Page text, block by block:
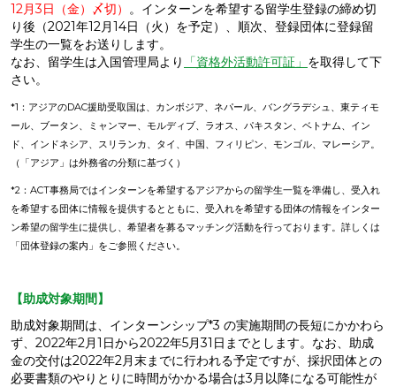
12月3日（金）〆切） 。インターンを希望する留学生登録の締め切
り後（2021年12月14日（火）を予定）、順次、登録団体に登録留
学生の一覧をお送りします。
なお、留学生は入国管理局より
「資格外活動許可証」 を取得して下
さい。
*1：アジアのDAC援助受取国は、カンボジア、ネパール、バングラデシュ、東ティモ
ール、ブータン、ミャンマー、モルディブ、ラオス、パキスタン、ベトナム、イン
ド、インドネシア、スリランカ、タイ、中国、フィリピン、モンゴル、マレーシア。
（「アジア」は外務省の分類に基づく）
*2：ACT事務局ではインターンを希望するアジアからの留学生一覧を準備し、受入れ
を希望する団体に情報を提供するとともに、受入れを希望する団体の情報をインター
ン希望の留学生に提供し、希望者を募るマッチング活動を行っております。詳しくは
「団体登録の案内」をご参照ください。
【助成対象期間】
助成対象期間は、インターンシップ*3 の実施期間の長短にかかわら
ず、2022年2月1日から2022年5月31日までとします。なお、助成
金の交付は2022年2月末までに行われる予定ですが、採択団体との
必要書類のやりとりに時間がかかる場合は3月以降になる可能性が